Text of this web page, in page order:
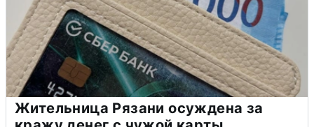
Жительница Рязани осуждена за